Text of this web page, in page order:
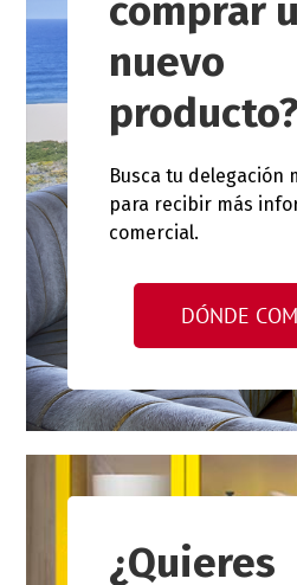
comprar
nuevo
producto?
Busca tu delegación
para recibir más
comercial.
DÓNDE
¿Quieres